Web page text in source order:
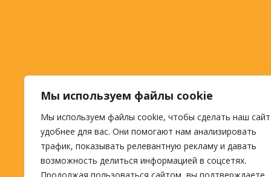
Мы используем файлы cookie
Мы используем файлы cookie, чтобы сделать наш сайт
удобнее для вас. Они помогают нам анализировать
трафик, показывать релевантную рекламу и давать
возможность делиться информацией в соцсетях.